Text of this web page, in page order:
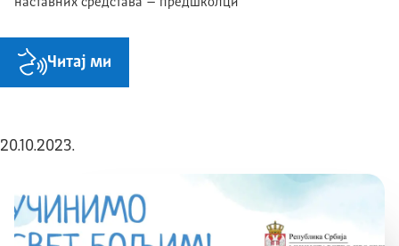
наставних средстава – предшколци
Читај ми
20.10.2023.